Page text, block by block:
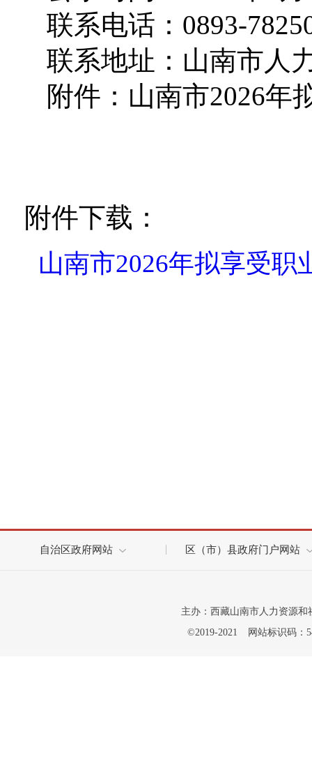
联系电话：0893-
联系地址：山南市人
附件：山南市2026年
附件下载：
山南市2026年拟享受职
自治区政府网站 区（市）县政府门户网站
主办：西藏山南市人力资源和
©2019-2021
网站标识码：